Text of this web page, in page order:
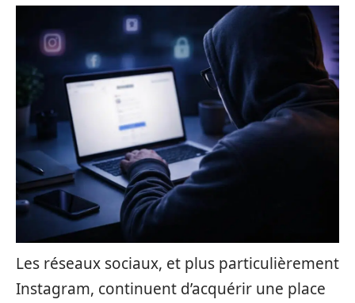
Les réseaux sociaux, et plus particulièrement
Instagram, continuent d’acquérir une place